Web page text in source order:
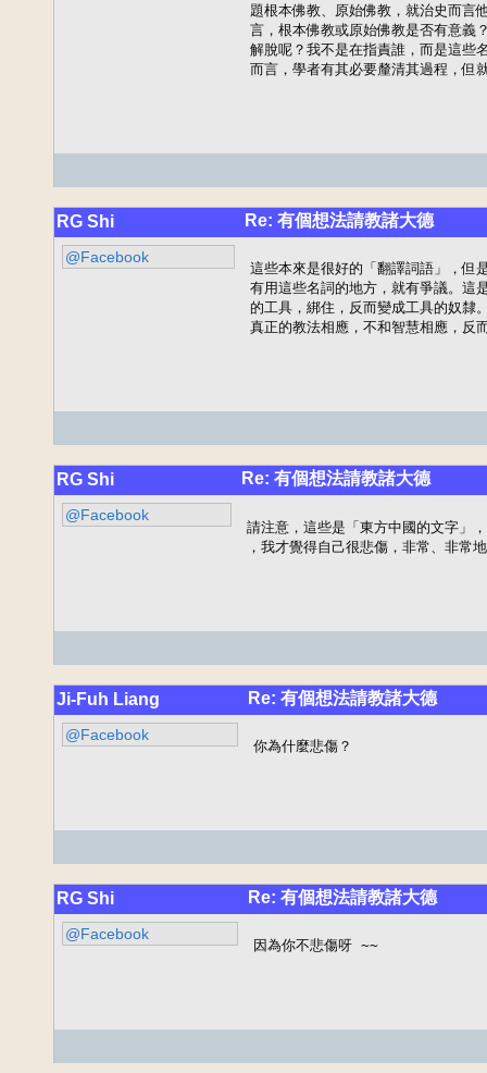
題根本佛教、原始佛教，就治史而言
言，根本佛教或原始佛教是否有意義
解脫呢？我不是在指責誰，而是這些
而言，學者有其必要釐清其過程，但
RG Shi Re: 有個想法請教諸大德
@Facebook
這些本來是很好的「翻譯詞語」，但
有用這些名詞的地方，就有爭議。這
的工具，綁住，反而變成工具的奴隸
真正的教法相應，不和智慧相應，反
RG Shi Re: 有個想法請教諸大德
@Facebook
請注意，這些是「東方中國的文字」
，我才覺得自己很悲傷，非常、非常
Ji-Fuh Liang Re: 有個想法請教諸大德
@Facebook
你為什麼悲傷？
RG Shi Re: 有個想法請教諸大德
@Facebook
因為你不悲傷呀 ~~